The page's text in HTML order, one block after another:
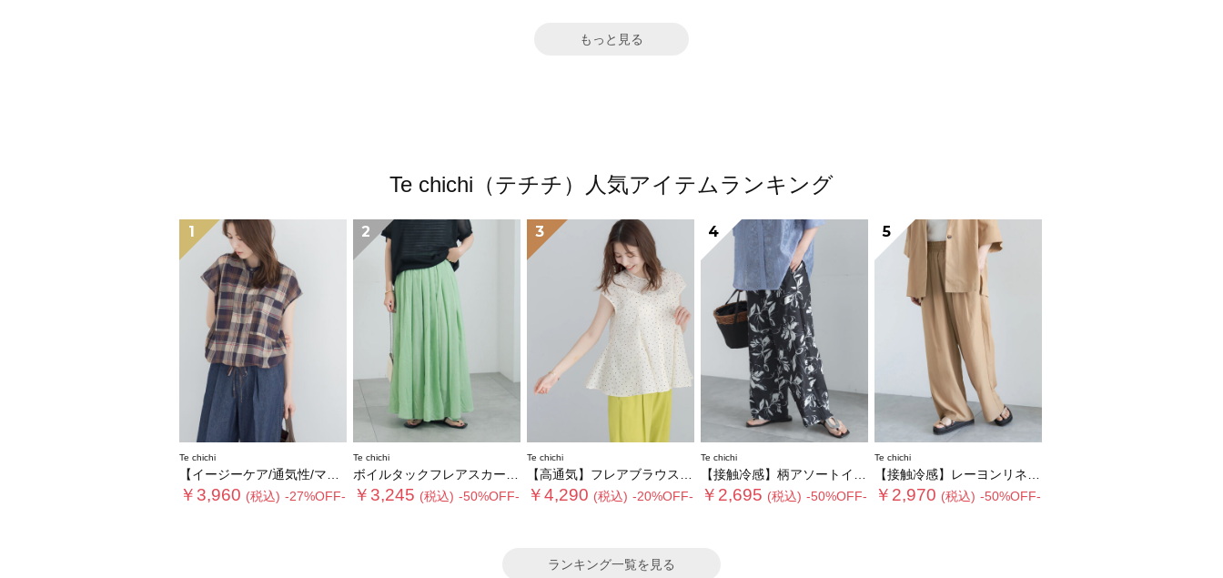
もっと見る
Te chichi（テチチ）人気アイテムランキング
1
Te chichi
【イージーケア/通気性/マシンウォッシャブル】チェックドロストシャツ
￥3,960 (税込) -27%OFF-
2
Te chichi
ボイルタックフレアスカート(セットアップ可)
￥3,245 (税込) -50%OFF-
3
Te chichi
【高通気】フレアブラウス（セットアップ可）
￥4,290 (税込) -20%OFF-
4
Te chichi
【接触冷感】柄アソートイージーパンツ
￥2,695 (税込) -50%OFF-
5
Te chichi
【接触冷感】レーヨンリネンパンツ(セットアップ可)
￥2,970 (税込) -50%OFF-
ランキング一覧を見る